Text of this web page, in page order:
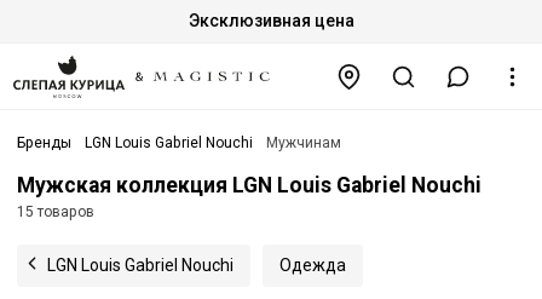
Эксклюзивная цена
Бренды LGN Louis Gabriel Nouchi Мужчинам
Мужская коллекция LGN Louis Gabriel Nouchi
15 товаров
LGN Louis Gabriel Nouchi Одежда